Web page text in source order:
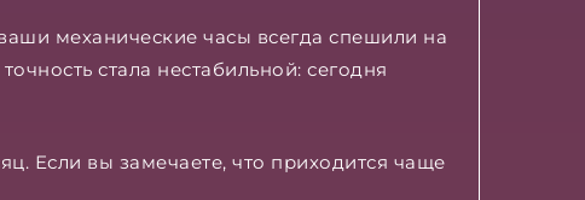
механические часы всегда спешили на
стала нестабильной: сегодня
Если вы замечаете, что приходится чаще